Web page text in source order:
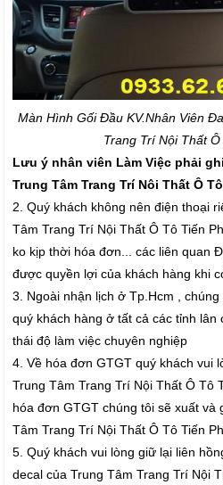
Màn Hình Gối Đầu KV.Nhân Viên
Trang Trí Nội Thất
Lưu ý nhân viên Làm Việc phải
Trung Tâm Trang Trí Nôi Thất Ô
2. Quý khách không nên điện thoại
Tâm Trang Trí Nội Thất Ô Tô Tiến
ko kịp thời hóa đơn... các liên quan
được quyền lợi của khách hàng khi
3. Ngoài nhận lịch ở Tp.Hcm ,
quý khách hàng ở tất cả các tỉnh lân
thái độ làm việc chuyên nghiệp
4. Về hóa đơn GTGT quý khách vui
Trung Tâm Trang Trí Nội Thất Ô Tô
hóa đơn GTGT chúng tôi sẽ xuất và
Tâm Trang Trí Nội Thất Ô Tô Tiến
5. Quý khách vui lòng giữ lại liên
decal của Trung Tâm Trang Trí Nội